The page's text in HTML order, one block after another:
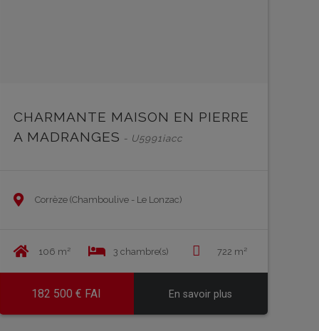
CHARMANTE MAISON EN PIERRE
A MADRANGES - U5991iacc
Corrèze (Chamboulive - Le Lonzac)
106 m² 3 chambre(s) 722 m²
182 500 € FAI En savoir plus